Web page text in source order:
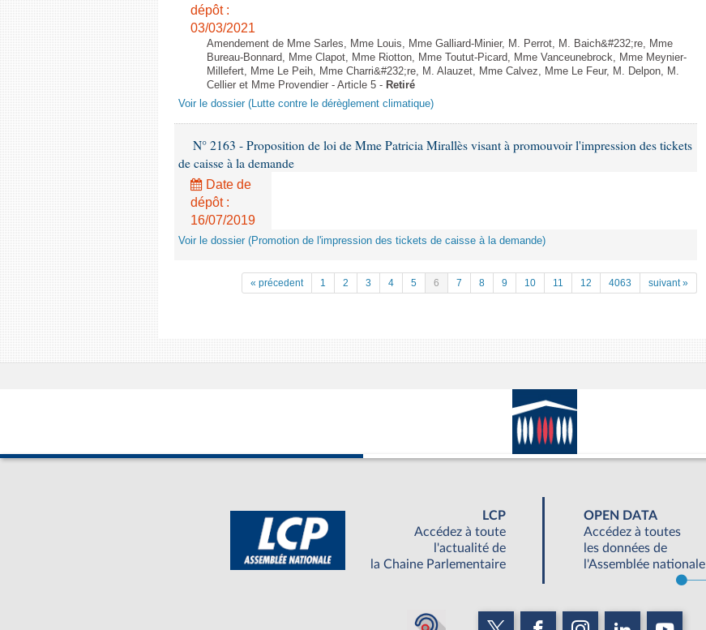
dépôt :
03/03/2021
Amendement de Mme Sarles, Mme Louis, Mme Galliard-Minier, M. Perrot, M. Baich&#232;re, Mme
Bureau-Bonnard, Mme Clapot, Mme Riotton, Mme Toutut-Picard, Mme Vanceunebrock, Mme Meynier-
Millefert, Mme Le Peih, Mme Charri&#232;re, M. Alauzet, Mme Calvez, Mme Le Feur, M. Delpon, M.
Cellier et Mme Provendier - Article 5 - Retiré
Voir le dossier (Lutte contre le dérèglement climatique)
N° 2163 - Proposition de loi de Mme Patricia Mirallès visant à promouvoir l'impression des tickets
de caisse à la demande
Date de
dépôt :
16/07/2019
Voir le dossier (Promotion de l'impression des tickets de caisse à la demande)
« précedent 1 2 3 4 5 6 7 8 9 10 11 12 4063 suivant »
LCP
Accédez à toute
l'actualité de
la Chaine Parlementaire
OPEN DATA
Accédez à toutes
les données de
l'Assemblée nationale